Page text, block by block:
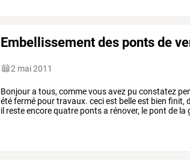
Embellissement des ponts de
2 mai 2011
Bonjoura tous, commevousavez pu constatez
étéfermé pourtravaux. ceciest belleest bien finit,
il resteencorequatre pontsa rénover, le pont de la